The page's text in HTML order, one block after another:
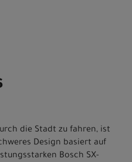
die Stadt zu fahren, ist
Design basiert auf
Bosch SX-